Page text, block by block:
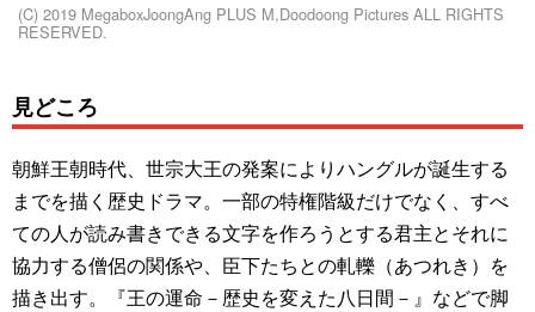
(C) 2019 MegaboxJoongAng PLUS M,Doodoong Pictures ALL RIGHTS
RESERVED.
見どころ
朝鮮王朝時代、世宗大王の発案によりハングルが誕生する
までを描く歴史ドラマ。一部の特権階級だけでなく、すべ
ての人が読み書きできる文字を作ろうとする君主とそれに
協力する僧侶の関係や、臣下たちとの軋轢（あつれき）を
描き出す。『王の運命－歴史を変えた八日間－』などで脚